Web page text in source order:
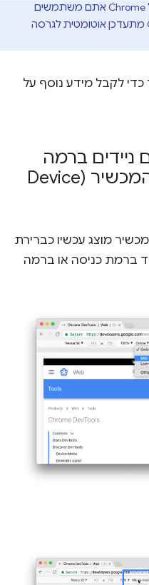
אפשר לבדוק באיזו גרסה של Chrome אתם משתמשים
. ‫Chrome מתעדכן אוטומטית לגרסה
לקבל מידע נוסף על
ניידים ברמה
נמוכה ובינונית במצב המכשיר (Device
מוצג עכשיו כברירת
ברמת כניסה או ברמה